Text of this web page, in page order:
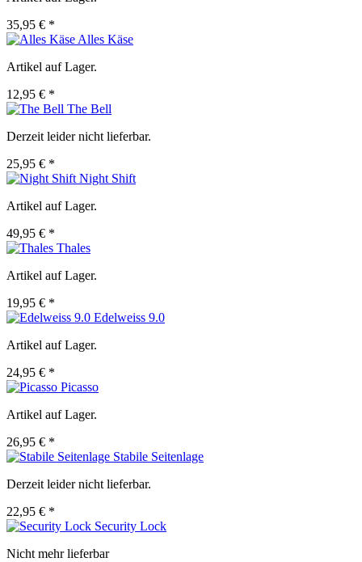
35,95 € *
Alles Käse
Artikel auf Lager.
12,95 € *
The Bell
Derzeit leider nicht lieferbar.
25,95 € *
Night Shift
Artikel auf Lager.
49,95 € *
Thales
Artikel auf Lager.
19,95 € *
Edelweiss 9.0
Artikel auf Lager.
24,95 € *
Picasso
Artikel auf Lager.
26,95 € *
Stabile Seitenlage
Derzeit leider nicht lieferbar.
22,95 € *
Security Lock
Nicht mehr lieferbar